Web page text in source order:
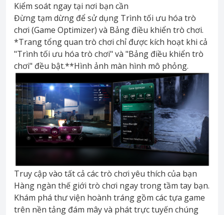
Kiểm soát ngay tại nơi bạn cần
Đừng tạm dừng để sử dụng Trình tối ưu hóa trò
chơi (Game Optimizer) và Bảng điều khiển trò chơi.
*Trang tổng quan trò chơi chỉ được kích hoạt khi cả
"Trình tối ưu hóa trò chơi" và "Bảng điều khiển trò
chơi" đều bật.**Hình ảnh màn hình mô phỏng.
Truy cập vào tất cả các trò chơi yêu thích của bạn
Hàng ngàn thế giới trò chơi ngay trong tầm tay bạn.
Khám phá thư viện hoành tráng gồm các tựa game
trên nền tảng đám mây và phát trực tuyến chúng